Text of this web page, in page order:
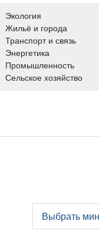
Экология
Жильё и города
Транспорт и связь
Энергетика
Промышленность
Сельское хозяйство
Выбрать